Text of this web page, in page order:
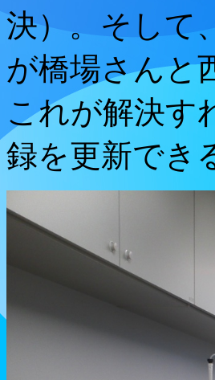
決）。そして
が橋場さんと
これが解決す
録を更新でき